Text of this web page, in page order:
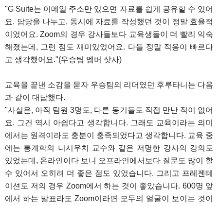
"G Suite는 이메일 주소만 있으면 자료를 쉽게 공유할 수 있어
요. 담당을 나누고, 동시에 자료를 작성했던 것이 정말 효율적
이었어요. Zoom의 경우 강사들보다 교육생들이 더 빨리 익숙
해졌는데, 그런 점도 재미있었어요. 다들 정말 적응이 빠르다
고 생각했어요."(우승팀 멤버 삿사)
교육을 끝낸 소감을 묻자 우승팀의 리더였던 후루타니는 다음
과 같이 대답했다.
"사실은, 아직 팀원 3명도, 다른 동기들도 직접 만난 적이 없어
요. 그건 역시 아쉽다고 생각합니다. 그래도 교육이라는 의미
에서는 원격이라도 충분이 충족되었다고 생각합니다. 교육 중
에는 통계학의 니시우치 교수와 같은 저명한 강사의 강의도
있었는데, 온라인이다 보니 오프라인에서보다 질문도 많이 할
수 있어서 오히려 더 좋은 점도 있었습니다. 그리고 프레젠테
이션도 저의 경우 Zoom에서 하는 것이 좋았습니다. 600명 앞
에서 하는 발표라도 Zoom이라면 모두의 얼굴이 보이는 것이